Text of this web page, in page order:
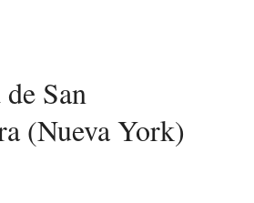
(Nueva York)